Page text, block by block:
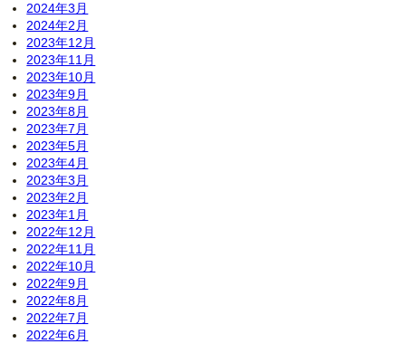
2024年3月
2024年2月
2023年12月
2023年11月
2023年10月
2023年9月
2023年8月
2023年7月
2023年5月
2023年4月
2023年3月
2023年2月
2023年1月
2022年12月
2022年11月
2022年10月
2022年9月
2022年8月
2022年7月
2022年6月